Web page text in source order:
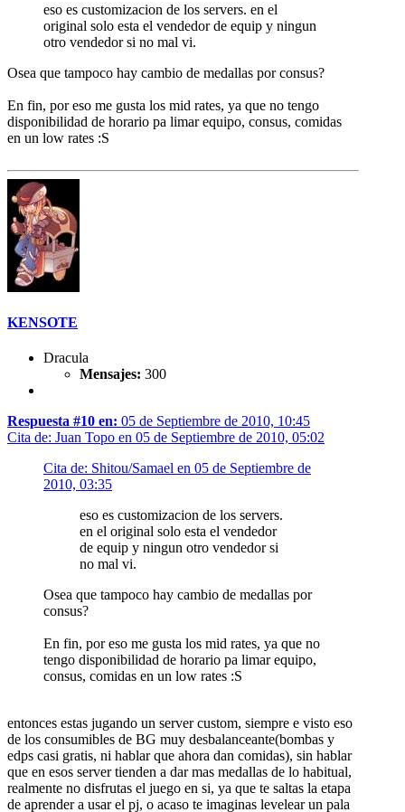
eso es customizacion de los servers. en el
original solo esta el vendedor de equip y ningun
otro vendedor si no mal vi.
Osea que tampoco hay cambio de medallas por consus?
En fin, por eso me gusta los mid rates, ya que no tengo
disponibilidad de horario pa limar equipo, consus, comidas
en un low rates :S
KENSOTE
Dracula
Mensajes: 300
Respuesta #10 en: 05 de Septiembre de 2010, 10:45
Cita de: Juan Topo en 05 de Septiembre de 2010, 05:02
Cita de: Shitou/Samael en 05 de Septiembre de
2010, 03:35
eso es customizacion de los servers.
en el original solo esta el vendedor
de equip y ningun otro vendedor si
no mal vi.
Osea que tampoco hay cambio de medallas por
consus?
En fin, por eso me gusta los mid rates, ya que no
tengo disponibilidad de horario pa limar equipo,
consus, comidas en un low rates :S
entonces estas jugando un server custom, siempre e visto eso
de los consumibles de BG muy desbalanceante(bombas y
edps casi gratis, ni hablar que ahora dan comidas), sin hablar
que en esos server tienden a dar mas medallas de lo habitual,
realmente no disfrutas el juego en si, ya que te saltas la etapa
de aprender a usar el pj, o acaso te imaginas levelear un pala